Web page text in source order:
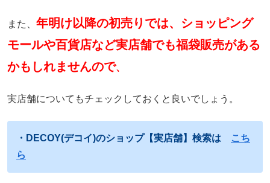
また、 年明け以降の初売りでは、ショッピング
モールや百貨店など実店舗でも福袋販売がある
かもしれませんので、
実店舗についてもチェックしておくと良いでしょう。
・DECOY(デコイ)のショップ【実店舗】検索は
こち
ら